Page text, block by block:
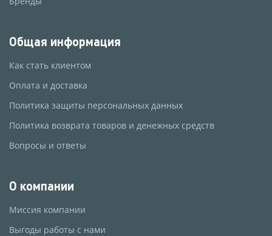
Общая информация
Как стать клиентом
Оплата и доставка
Политика защиты персональных данных
Политика возврата товаров и денежных средств
Вопросы и ответы
О компании
Миссия компании
Выгоды работы с нами